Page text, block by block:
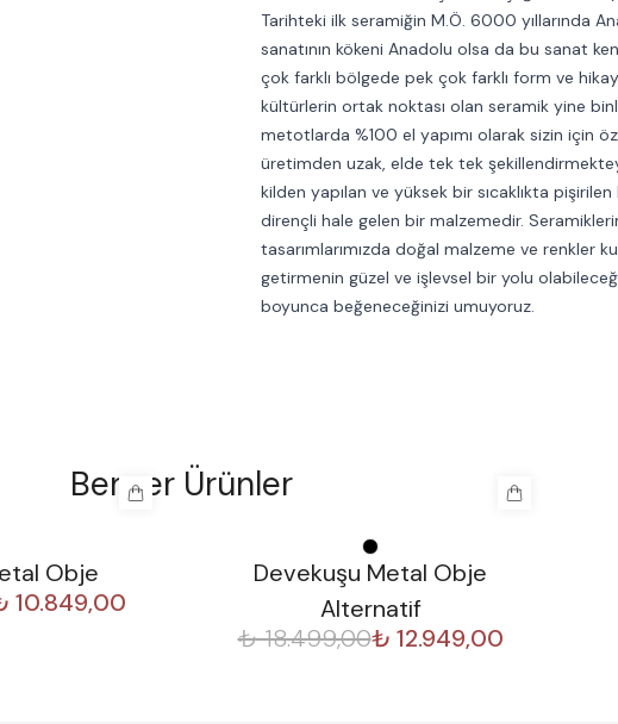
Tarihteki ilk seramiğin M.Ö. 6000 yıllarında
sanatının kökeni Anadolu olsa da bu sanat
çok farklı bölgede pek çok farklı form ve
kültürlerin ortak noktası olan seramik yine
metotlarda %100 el yapımı olarak sizin için
üretimden uzak, elde tek tek
kilden yapılan ve yüksek bir sıcaklıkta pişirilen
dirençli hale gelen bir malzemedir.
tasarımlarımızda doğal malzeme ve renkler
getirmenin güzel ve işlevsel bir yolu
boyunca beğeneceğinizi umuyoruz.
Benzer Ürünler
Obje
10.849,00
Devekuşu Metal Obje
Alternatif
₺ 18.499,00₺ 12.949,00